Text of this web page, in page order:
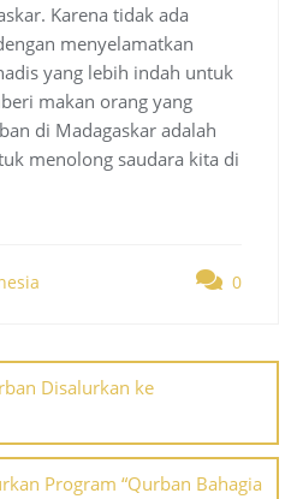
Karena tidak ada
menyelamatkan
yang lebih indah untuk
makan orang yang
di Madagaskar adalah
menolong saudara kita di
0
Disalurkan ke
Program “Qurban Bahagia